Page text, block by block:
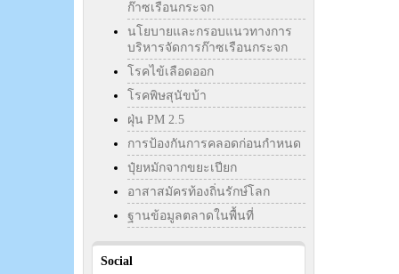
ก๊าซเรือนกระจก
นโยบายและกรอบแนวทางการ
บริหารจัดการก๊าซเรือนกระจก
โรคไข้เลือดออก
โรคพิษสุนัขบ้า
ฝุ่น PM 2.5
การป้องกันการคลอดก่อนกำหนด
ปุ๋ยหมักจากขยะเปียก
อาสาสมัครท้องถิ่นรักษ์โลก
ฐานข้อมูลตลาดในพื้นที่
Social